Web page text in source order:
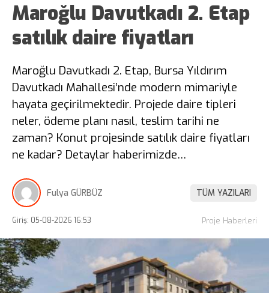
Maroğlu Davutkadı 2. Etap
satılık daire fiyatları
Maroğlu Davutkadı 2. Etap, Bursa Yıldırım
Davutkadı Mahallesi’nde modern mimariyle
hayata geçirilmektedir. Projede daire tipleri
neler, ödeme planı nasıl, teslim tarihi ne
zaman? Konut projesinde satılık daire fiyatları
ne kadar? Detaylar haberimizde…
Fulya GÜRBÜZ TÜM YAZILARI
Giriş: 05-08-2026 16:53 Proje Haberleri